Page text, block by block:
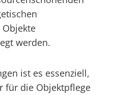
werden.
ist es essenziell,
für die Objektpflege